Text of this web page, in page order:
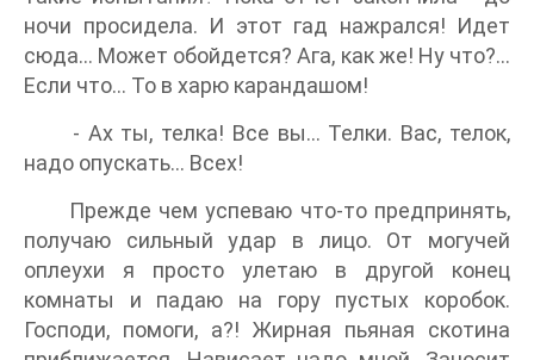
ночи просидела. И этот гад нажрался! Идет
сюда... Может обойдется? Ага, как же! Ну что?...
Если что… То в харю карандашом!
- Ах ты, телка! Все вы… Телки. Вас, телок,
надо опускать... Всех!
Прежде чем успеваю что-то предпринять,
получаю сильный удар в лицо. От могучей
оплеухи я просто улетаю в другой конец
комнаты и падаю на гору пустых коробок.
Господи, помоги, а?! Жирная пьяная скотина